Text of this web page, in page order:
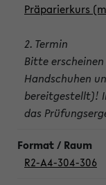
Präparierkurs
2. Termin
Bitte
Handschuhen
bereitgestellt)!
das
R2-A4-304-306